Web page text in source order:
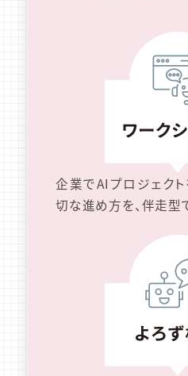
企業でAIプロジェク
切な進め方を、伴走型